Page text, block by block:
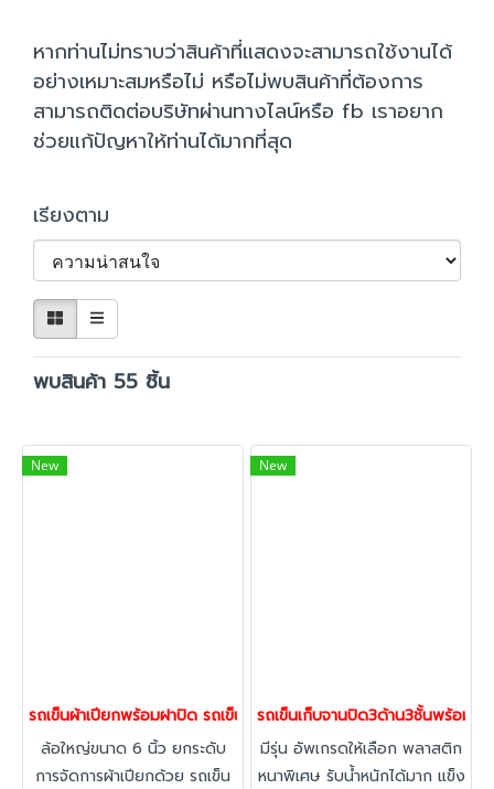
หากท่านไม่ทราบว่าสินค้าที่แสดงจะสามารถใช้งานได้
อย่างเหมาะสมหรือไม่ หรือไม่พบสินค้าที่ต้องการ
สามารถติดต่อบริษัทผ่านทางไลน์หรือ fb เราอยาก
ช่วยแก้ปัญหาให้ท่านได้มากที่สุด
เรียงตาม
พบสินค้า 55 ชิ้น
New
รถเข็นผ้าเปียกพร้อมฝาปิด รถเข็นอเนกประสงค์ รถเข็นถัง รถเข็นแยก
ล้อใหญ่ขนาด 6 นิ้ว ยกระดับ
การจัดการผ้าเปียกด้วย รถเข็น
New
รถเข็นเก็บจานปิด3ด้าน3ชั้นพร้อมกล่
มีรุ่น อัพเกรดให้เลือก พลาสติก
หนาพิเศษ รับน้ำหนักได้มาก แข็ง